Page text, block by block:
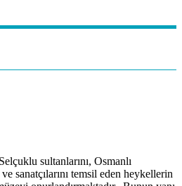
sultanlarını, Osmanlı
sanatçılarını temsil eden heykellerin